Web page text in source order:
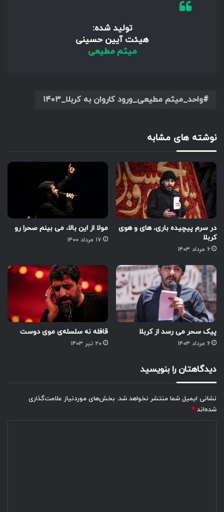
تولید شده:
هیئت آیین حسینی
میثم مطیعی
واحد_میثم مطیعی_ورود کاروان به کربلا_۱۴۰۳
نوشته های مشابه
در سرم پیچیده باری، های و هوی
کربلا
۶ مرداد ۱۴۰۳
مولا از این بالا، می بینم صحرا رو
۱۷ مرداد ۱۴۰۰
پیک سحر می رسد از کربلا
۶ مرداد ۱۴۰۳
قافله نه سلسله‌ی موی دوست
۲۰ تیر ۱۴۰۳
دیدگاهتان را بنویسید
نشانی ایمیل شما منتشر نخواهد شد. بخش‌های موردنیاز علامت‌گذاری
شده‌اند *